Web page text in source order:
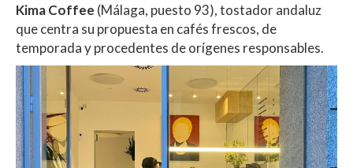
Kima Coffee (Málaga, puesto 93), tostador andaluz
que centra su propuesta en cafés frescos, de
temporada y procedentes de orígenes responsables.